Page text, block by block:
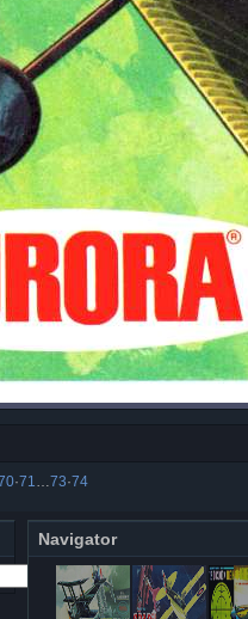
·71 73·74
Navigator